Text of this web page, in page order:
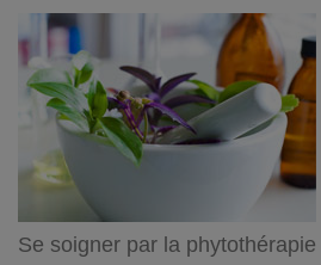
Se soigner par la phytothérapie